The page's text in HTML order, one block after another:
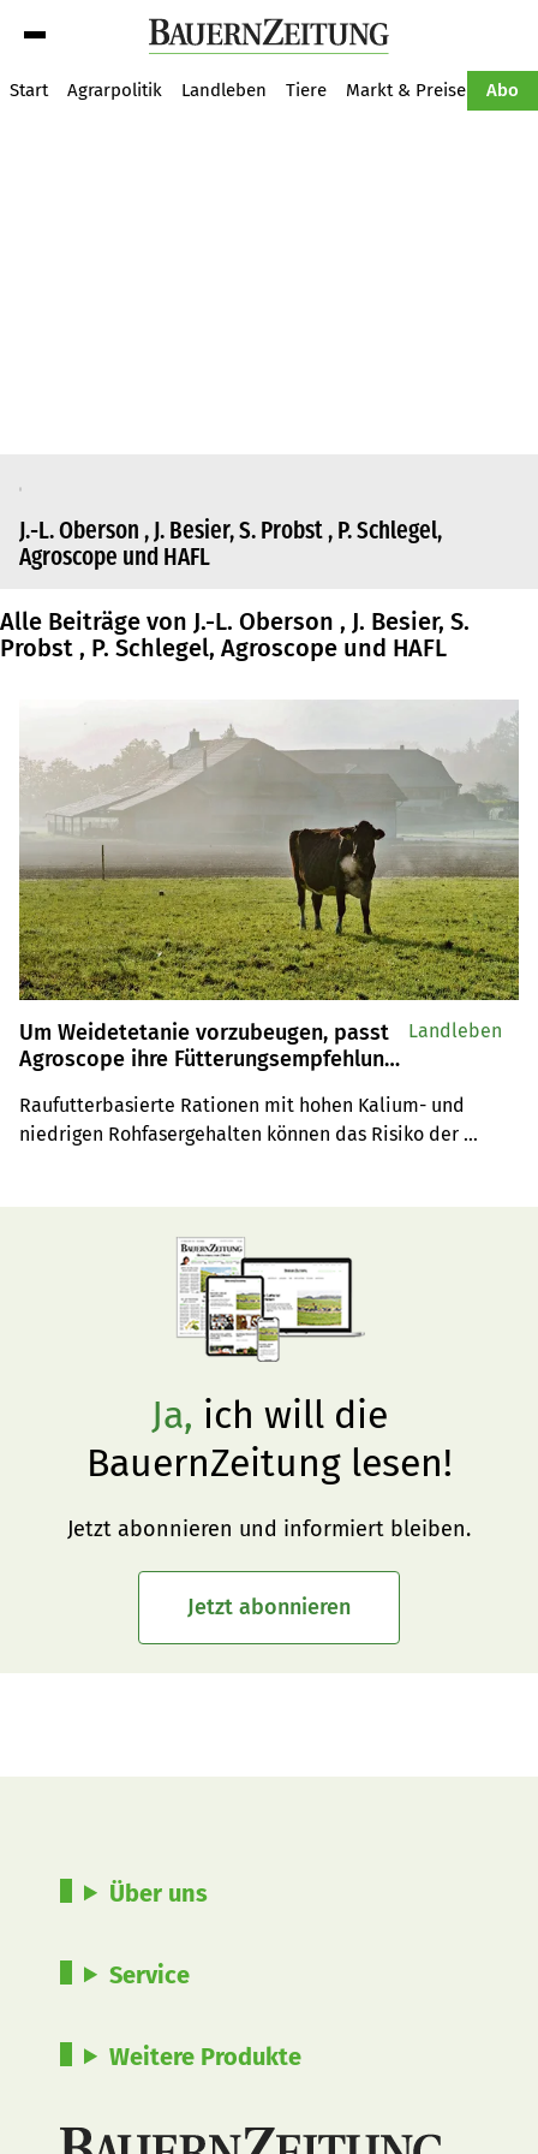
Start Agrarpolitik Landleben Tiere Markt & Preise Abo
J.-L. Oberson , J. Besier, S. Probst , P. Schlegel,
Agroscope und HAFL
Alle Beiträge von J.-L. Oberson , J. Besier, S.
Probst , P. Schlegel, Agroscope und HAFL
Um Weidetetanie vorzubeugen, passt
Agroscope ihre Fütterungsempfehlung
Raufutterbasierte Rationen mit hohen Kalium- und
niedrigen Rohfasergehalten können das Risiko der
Landleben
Ja, ich will die
BauernZeitung lesen!
Jetzt abonnieren und informiert bleiben.
Jetzt abonnieren
Über uns
Service
Weitere Produkte